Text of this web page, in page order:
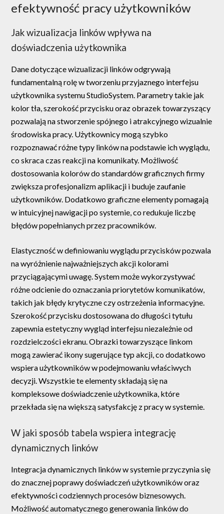
efektywność pracy użytkowników
Jak wizualizacja linków wpływa na
doświadczenia użytkownika
Dane dotyczące wizualizacji linków odgrywają
fundamentalną rolę w tworzeniu przyjaznego interfejsu
użytkownika systemu StudioSystem. Parametry takie jak
kolor tła, szerokość przycisku oraz obrazek towarzyszący
pozwalają na stworzenie spójnego i atrakcyjnego wizualnie
środowiska pracy. Użytkownicy mogą szybko
rozpoznawać różne typy linków na podstawie ich wyglądu,
co skraca czas reakcji na komunikaty. Możliwość
dostosowania kolorów do standardów graficznych firmy
zwiększa profesjonalizm aplikacji i buduje zaufanie
użytkowników. Dodatkowo graficzne elementy pomagają
w intuicyjnej nawigacji po systemie, co redukuje liczbę
błędów popełnianych przez pracowników.
Elastyczność w definiowaniu wyglądu przycisków pozwala
na wyróżnienie najważniejszych akcji kolorami
przyciągającymi uwagę. System może wykorzystywać
różne odcienie do oznaczania priorytetów komunikatów,
takich jak błędy krytyczne czy ostrzeżenia informacyjne.
Szerokość przycisku dostosowana do długości tytułu
zapewnia estetyczny wygląd interfejsu niezależnie od
rozdzielczości ekranu. Obrazki towarzyszące linkom
mogą zawierać ikony sugerujące typ akcji, co dodatkowo
wspiera użytkowników w podejmowaniu właściwych
decyzji. Wszystkie te elementy składają się na
kompleksowe doświadczenie użytkownika, które
przekłada się na większą satysfakcję z pracy w systemie.
W jaki sposób tabela wspiera integrację
dynamicznych linków
Integracja dynamicznych linków w systemie przyczynia się
do znacznej poprawy doświadczeń użytkowników oraz
efektywności codziennych procesów biznesowych.
Możliwość automatycznego generowania linków do